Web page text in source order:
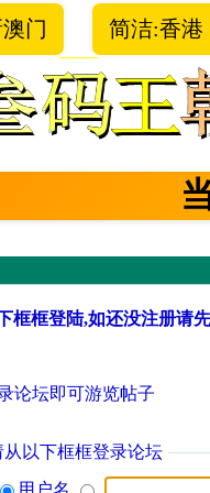
门 简洁:香港
框框登陆,如还没注册请
论坛即可游览帖子
从以下框框登录论坛
用户名